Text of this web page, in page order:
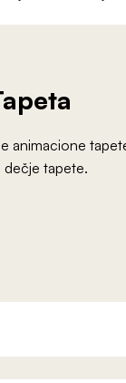
animacione
dečje tapete.